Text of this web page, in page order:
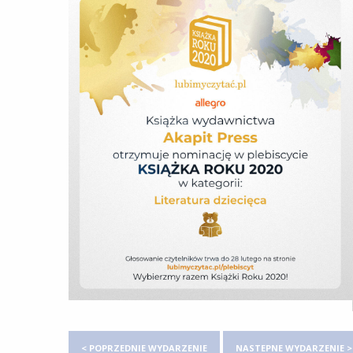
< POPRZEDNIE WYDARZENIE NASTEPNE WYDARZENIE >